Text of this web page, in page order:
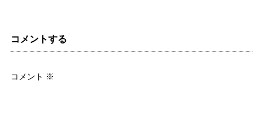
コメントする
コメント ※